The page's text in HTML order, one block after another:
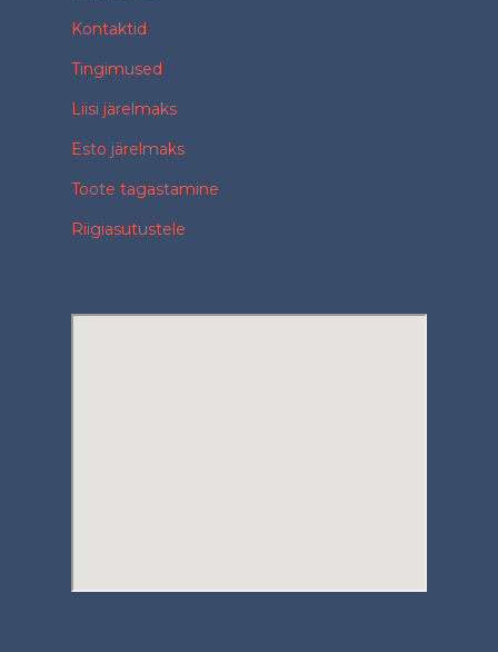
Kontaktid
Tingimused
Liisi järelmaks
Esto järelmaks
Toote tagastamine
Riigiasutustele